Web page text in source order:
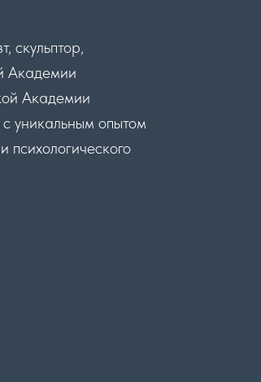
скульптор,
Академии
Академии
уникальным опытом
психологического